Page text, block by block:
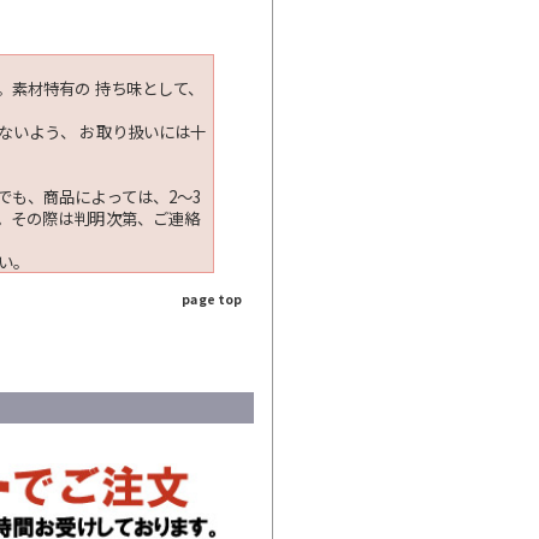
材特有の 持ち味として、
いよう、 お取り扱いには十
も、商品によっては、2～3
その際は判明次第、ご連絡
page top